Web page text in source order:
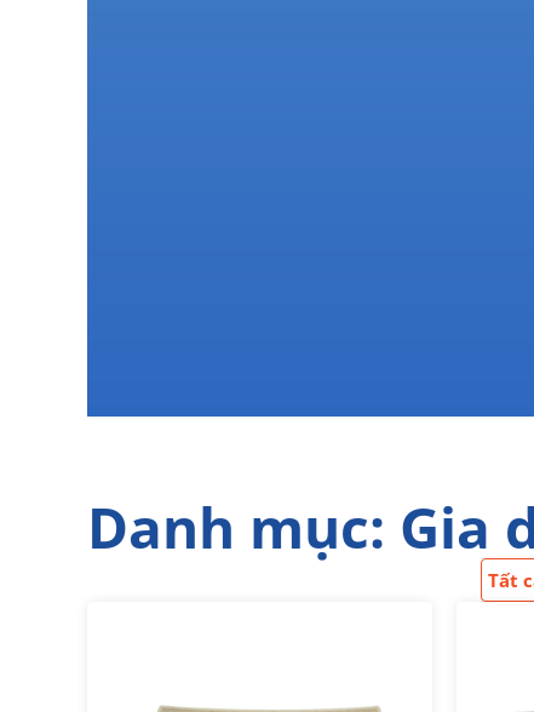
Danh mục: Gia
Tất